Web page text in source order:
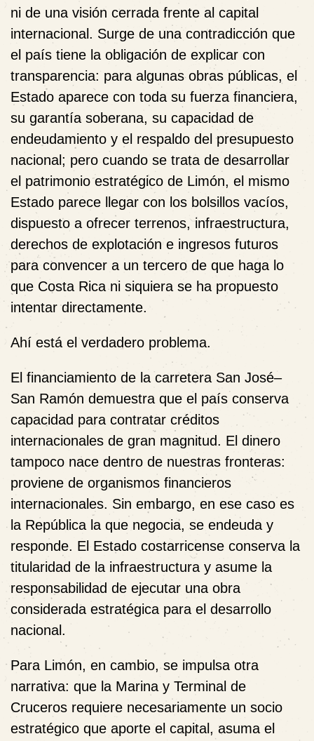
ni de una visión cerrada frente al capital
internacional. Surge de una contradicción que
el país tiene la obligación de explicar con
transparencia: para algunas obras públicas, el
Estado aparece con toda su fuerza financiera,
su garantía soberana, su capacidad de
endeudamiento y el respaldo del presupuesto
nacional; pero cuando se trata de desarrollar
el patrimonio estratégico de Limón, el mismo
Estado parece llegar con los bolsillos vacíos,
dispuesto a ofrecer terrenos, infraestructura,
derechos de explotación e ingresos futuros
para convencer a un tercero de que haga lo
que Costa Rica ni siquiera se ha propuesto
intentar directamente.
Ahí está el verdadero problema.
El financiamiento de la carretera San José–
San Ramón demuestra que el país conserva
capacidad para contratar créditos
internacionales de gran magnitud. El dinero
tampoco nace dentro de nuestras fronteras:
proviene de organismos financieros
internacionales. Sin embargo, en ese caso es
la República la que negocia, se endeuda y
responde. El Estado costarricense conserva la
titularidad de la infraestructura y asume la
responsabilidad de ejecutar una obra
considerada estratégica para el desarrollo
nacional.
Para Limón, en cambio, se impulsa otra
narrativa: que la Marina y Terminal de
Cruceros requiere necesariamente un socio
estratégico que aporte el capital, asuma el